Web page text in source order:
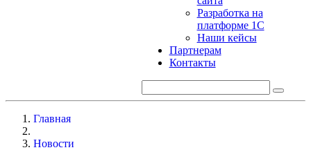
Разработка на
платформе 1С
Наши кейсы
Партнерам
Контакты
Главная
Новости